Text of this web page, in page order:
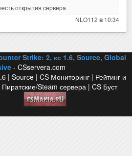
открытия сервера
NLO112 в 10:34
Strike: 2, кс 1.6, Source, Global
- CSservera.com
| Source | CS Мониторинг | Рейтинг и
Steam сервера | CS Буст